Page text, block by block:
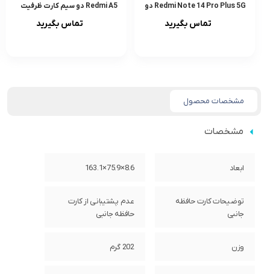
Redmi Note 14 Pro Plus 5G دو
تماس بگیرید
Redmi A5 دو سیم کارت ظرفیت
تماس بگیرید
مشخصات محصول
مشخصات
ابعاد 8.6×75.9×163.1
توضیحات کارت حافظه
جانبی
عدم پشتیبانی از کارت
حافظه جانبی
وزن 202 گرم